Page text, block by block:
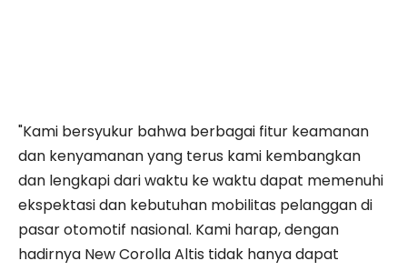
"Kami bersyukur bahwa berbagai fitur keamanan
dan kenyamanan yang terus kami kembangkan
dan lengkapi dari waktu ke waktu dapat memenuhi
ekspektasi dan kebutuhan mobilitas pelanggan di
pasar otomotif nasional. Kami harap, dengan
hadirnya New Corolla Altis tidak hanya dapat